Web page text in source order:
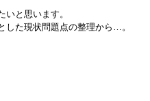
と思います。
した現状問題点の整理から…。